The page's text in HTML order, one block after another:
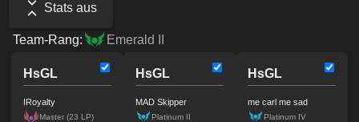
Stats aus
Team-Rang: Emerald II
HsGL
IRoyalty
Master (23 LP)
HsGL
MAD Skipper
Platinum II
HsGL
me carl me sad
Platinum IV